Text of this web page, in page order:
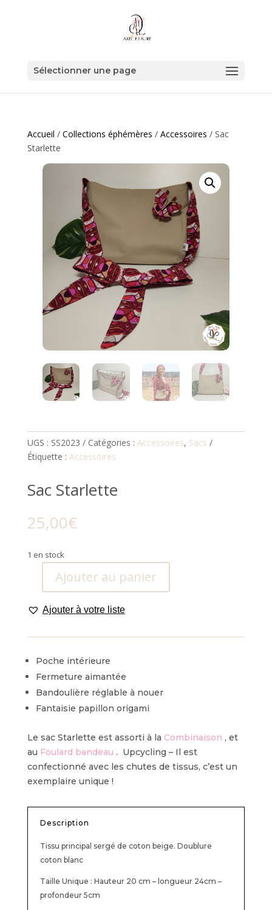
Sélectionner une page
Accueil / Collections éphémères / Accessoires / Sac
Starlette
UGS : SS2023 Catégories : Accessoires, Sacs
Étiquette : Accessoires
Sac Starlette
25,00€
1 en stock
quantité
Sac
Ajouter au panier
Ajouter à votre liste
Poche intérieure
Fermeture aimantée
Bandoulière réglable à nouer
Fantaisie papillon origami
Le sac Starlette est assorti à la Combinaison , et
au Foulard bandeau . Upcycling – Il est
confectionné avec les chutes de tissus, c’est un
exemplaire unique !
Description
Tissu principal sergé de coton beige. Doublure
coton blanc
Taille Unique : Hauteur 20 cm – longueur 24cm –
profondeur 5cm